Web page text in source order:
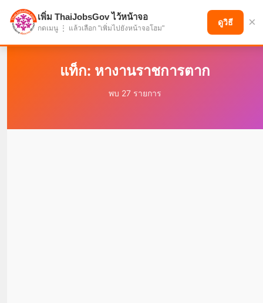
แบ่งปันโอกาส เพื่ออนาคตที่ก้าวหน้า
แท็ก: หางานราชการตาก
พบ 27 รายการ
เพิ่ม ThaiJobsGov ไว้หน้าจอ
กดเมนู ⋮ แล้วเลือก "เพิ่มไปยังหน้าจอโฮม"
ดูวิธี ×